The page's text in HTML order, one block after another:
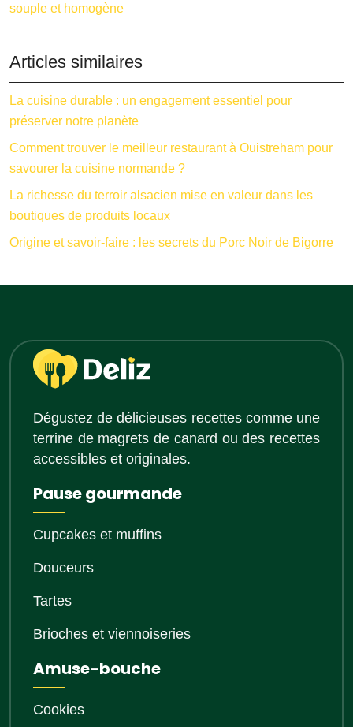
souple et homogène
Articles similaires
La cuisine durable : un engagement essentiel pour
préserver notre planète
Comment trouver le meilleur restaurant à Ouistreham pour
savourer la cuisine normande ?
La richesse du terroir alsacien mise en valeur dans les
boutiques de produits locaux
Origine et savoir-faire : les secrets du Porc Noir de Bigorre
Dégustez de délicieuses recettes comme une
terrine de magrets de canard ou des recettes
accessibles et originales.
Pause gourmande
Cupcakes et muffins
Douceurs
Tartes
Brioches et viennoiseries
Amuse-bouche
Cookies